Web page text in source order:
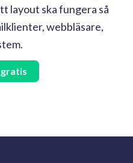
layout ska fungera så
webbläsare,